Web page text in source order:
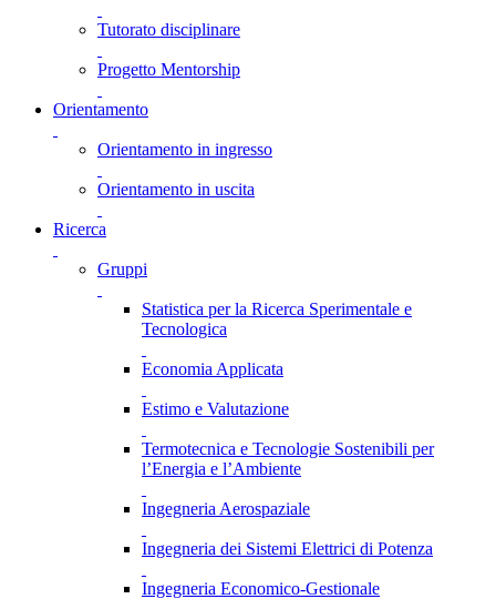
Tutorato disciplinare
Progetto Mentorship
Orientamento
Orientamento in ingresso
Orientamento in uscita
Ricerca
Gruppi
Statistica per la Ricerca Sperimentale e
Tecnologica
Economia Applicata
Estimo e Valutazione
Termotecnica e Tecnologie Sostenibili per
l’Energia e l’Ambiente
Ingegneria Aerospaziale
Ingegneria dei Sistemi Elettrici di Potenza
Ingegneria Economico-Gestionale